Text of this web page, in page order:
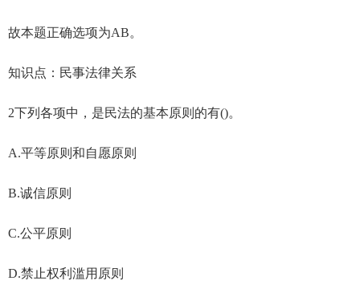
故本题正确选项为AB。
知识点：民事法律关系
2下列各项中，是民法的基本原则的有()。
A.平等原则和自愿原则
B.诚信原则
C.公平原则
D.禁止权利滥用原则